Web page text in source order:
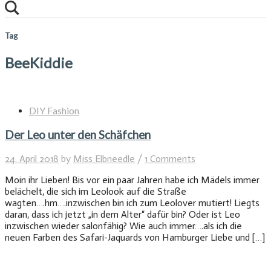
Tag
BeeKiddie
DIY Fashion
Der Leo unter den Schäfchen
24. April 2018 by Miss Elbneedle / 1 Comments
Moin ihr Lieben! Bis vor ein paar Jahren habe ich Mädels immer
belächelt, die sich im Leolook auf die Straße
wagten….hm….inzwischen bin ich zum Leolover mutiert! Liegts
daran, dass ich jetzt „in dem Alter“ dafür bin? Oder ist Leo
inzwischen wieder salonfähig? Wie auch immer….als ich die
neuen Farben des Safari-Jaquards von Hamburger Liebe und […]